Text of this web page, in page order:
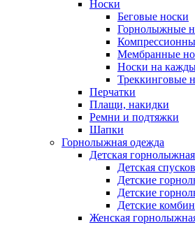
Носки
Беговые носки
Горнолыжные
Мембранные
Носки на
Треккинговые
Перчатки
Плащи, накидки
Ремни и подтяжки
Шапки
Горнолыжная одежда
Детская
Детская
Детские
Детские
Детские
Женская